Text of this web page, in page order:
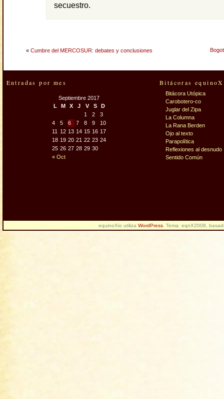
secuestro.
« Cumbre del MERCOSUR: debates y conclusiones
Entradas por mes
Septiembre 2017
L
M X J V S D
« Oct
1 2
3
4
5 6 7 8 9
10
11
12 13 14 15 16 17
18 19 20 21 22 23 24
25 26 27 28 29 30
Bitácoras
Bitácora Utópica
Carobotero-co
Juglar del Zipa
La Columna
La Rana Berden
Ojo al texto
Parapolítica
Reflexiones al desnudo
Sentido Común
equinoXio utiliza WordPress . Tema: eqnX2008,